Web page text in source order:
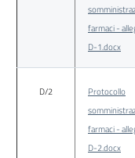
farmaci -
D-1.docx
D/2
Protocollo
farmaci -
D-2.docx